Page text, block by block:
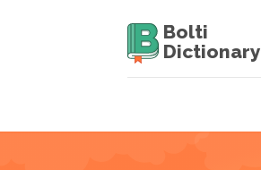
Bolti
Dictionary